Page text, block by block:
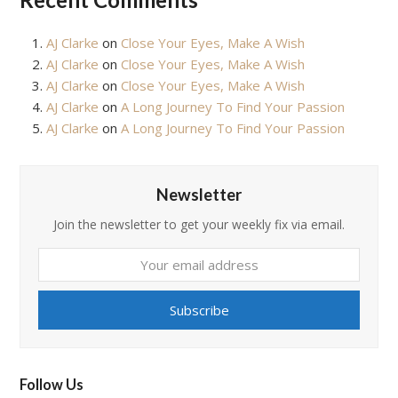
AJ Clarke on Close Your Eyes, Make A Wish
AJ Clarke on Close Your Eyes, Make A Wish
AJ Clarke on Close Your Eyes, Make A Wish
AJ Clarke onA Long Journey To Find Your Passion
AJ Clarke onA Long Journey To Find Your Passion
Newsletter
Join the newsletter to get your weekly fix via email.
email
Subscribe
Follow Us